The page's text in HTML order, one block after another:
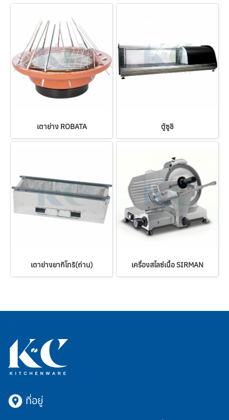
เตาย่าง ROBATA ตู้ซูชิ
เตาย่างยากิโทริ(ถ่าน) เครื่องสไลซ์เนื้อ SIRMAN
ที่อยู่